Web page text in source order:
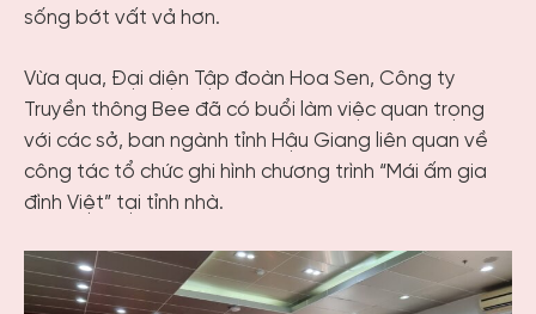
sống bớt vất vả hơn.
Vừa qua, Đại diện Tập đoàn Hoa Sen, Công ty
Truyền thông Bee đã có buổi làm việc quan trọng
với các sở, ban ngành tỉnh Hậu Giang liên quan về
công tác tổ chức ghi hình chương trình “Mái ấm gia
đình Việt” tại tỉnh nhà.